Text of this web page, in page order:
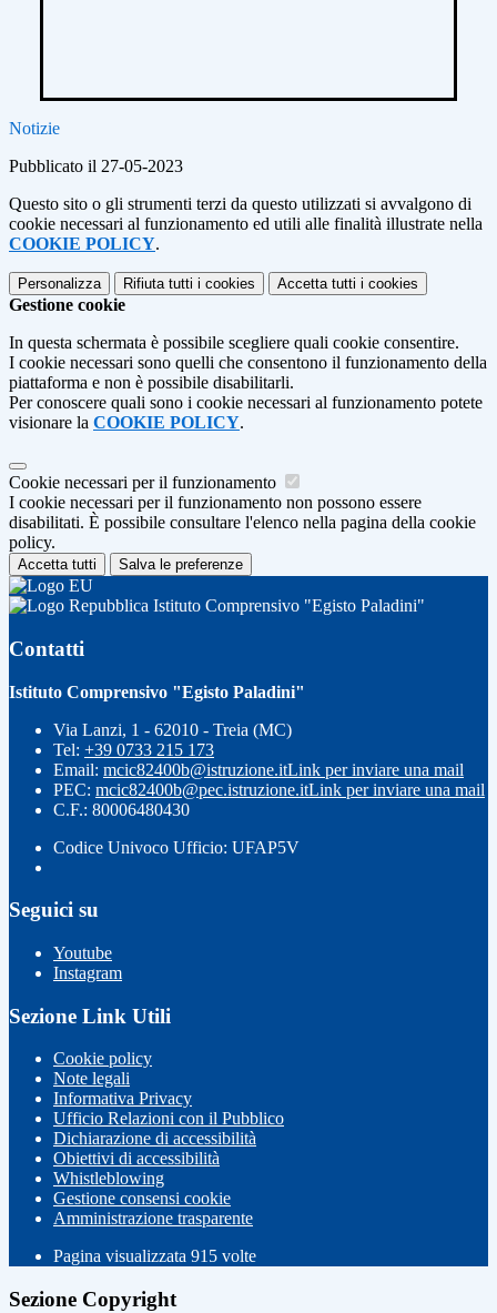
Notizie
Pubblicato il 27-05-2023
Questo sito o gli strumenti terzi da questo utilizzati si avvalgono di
cookie necessari al funzionamento ed utili alle finalità illustrate nella
COOKIE POLICY.
Personalizza Rifiuta tutti i cookies Accetta tutti i cookies
Gestione cookie
In questa schermata è possibile scegliere quali cookie consentire.
I cookie necessari sono quelli che consentono il funzionamento della
piattaforma e non è possibile disabilitarli.
Per conoscere quali sono i cookie necessari al funzionamento potete
visionare la COOKIE POLICY.
Cookie necessari per il funzionamento
I cookie necessari per il funzionamento non possono essere
disabilitati. È possibile consultare l'elenco nella pagina della cookie
policy.
Accetta tutti Salva le preferenze
Istituto Comprensivo "Egisto Paladini"
Contatti
Istituto Comprensivo "Egisto Paladini"
Via Lanzi, 1 - 62010 - Treia (MC)
Tel: +39 0733 215 173
Email: mcic82400b@istruzione.itLink per inviare una mail
PEC: mcic82400b@pec.istruzione.itLink per inviare una mail
C.F.: 80006480430
Codice Univoco Ufficio: UFAP5V
Seguici su
Youtube
Instagram
Sezione Link Utili
Cookie policy
Note legali
Informativa Privacy
Ufficio Relazioni con il Pubblico
Dichiarazione di accessibilità
Obiettivi di accessibilità
Whistleblowing
Gestione consensi cookie
Amministrazione trasparente
Pagina visualizzata 915 volte
Sezione Copyright